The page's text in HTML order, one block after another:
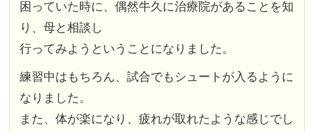
困っていた時に、偶然牛久に治療院があることを知
り、母と相談し
行ってみようということになりました。
練習中はもちろん、試合でもシュートが入るように
なりました。
また、体が楽になり、疲れが取れたような感じでし